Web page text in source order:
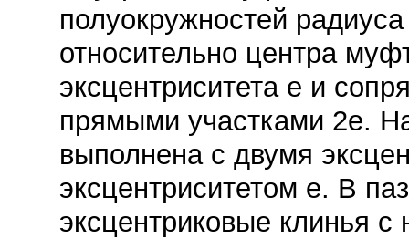
полуокружностей
относительно центра
эксцентриситета е и
прямыми участками 2е.
выполнена с двумя
эксцентриситетом e. В
эксцентриковые клинья